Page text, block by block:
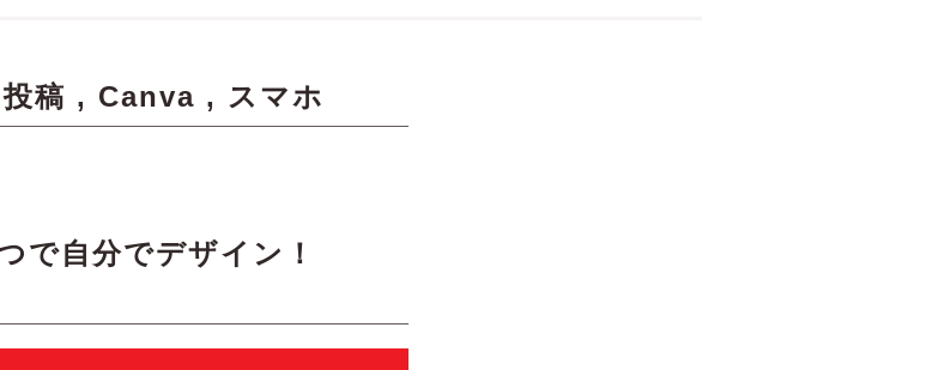
稿 , Canva , スマホ
自分でデザイン！